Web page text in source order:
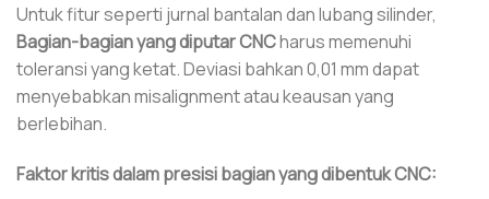
Untuk fitur seperti jurnal bantalan dan lubang silinder,
Bagian-bagian yang diputar CNCharus memenuhi
toleransi yang ketat. Deviasi bahkan 0,01 mm dapat
menyebabkan misalignment atau keausan yang
berlebihan.
Faktor kritis dalam presisi bagian yang dibentuk CNC: